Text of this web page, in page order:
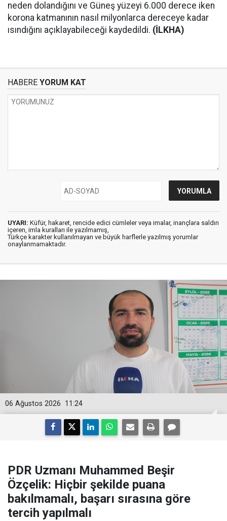
neden dolandığını ve Güneş yüzeyi 6.000 derece iken
korona katmanının nasıl milyonlarca dereceye kadar
ısındığını açıklayabileceği kaydedildi. (İLKHA)
HABERE YORUM KAT
UYARI: Küfür, hakaret, rencide edici cümleler veya imalar, inançlara saldırı
içeren, imla kuralları ile yazılmamış,
Türkçe karakter kullanılmayan ve büyük harflerle yazılmış yorumlar
onaylanmamaktadır.
11:24
06 Ağustos 2026
PDR Uzmanı Muhammed Beşir
Özçelik: Hiçbir şekilde puana
bakılmamalı, başarı sırasına göre
tercih yapılmalı